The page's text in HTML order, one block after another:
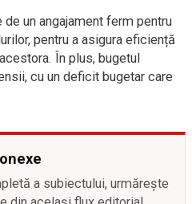
un angajament ferm pentru
pentru a asigura eficiență
În plus, bugetul
cu un deficit bugetar care
a subiectului, urmărește